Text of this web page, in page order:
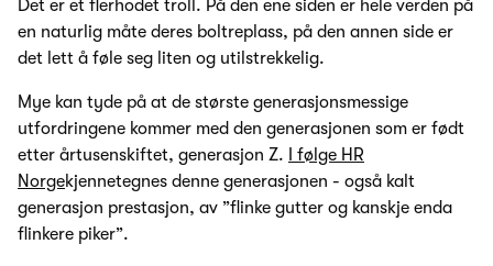
Det er et flerhodet troll. På den ene siden er hele verden på
en naturlig måte deres boltreplass, på den annen side er
det lett å føle seg liten og utilstrekkelig.
Mye kan tyde på at de største generasjonsmessige
utfordringene kommer med den generasjonen som er født
etter årtusenskiftet, generasjon Z.
I følge HR
Norgekjennetegnes denne generasjonen - også kalt
generasjon prestasjon, av ”flinke gutter og kanskje enda
flinkere piker”.